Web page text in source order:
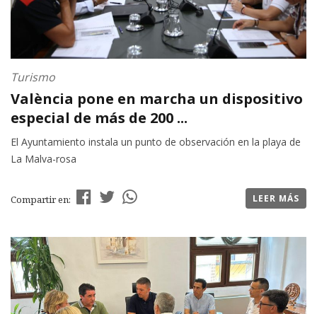
Turismo
València pone en marcha un dispositivo
especial de más de 200 ...
El Ayuntamiento instala un punto de observación en la playa de
La Malva-rosa
Compartir en: LEER MÁS